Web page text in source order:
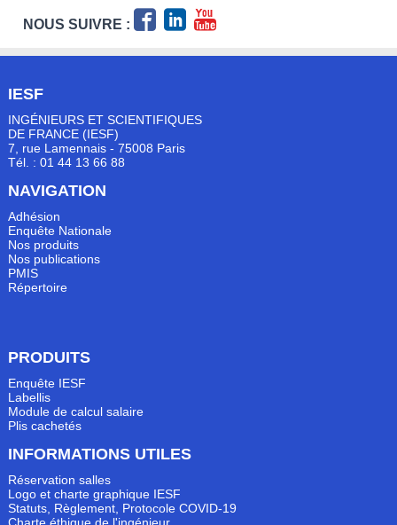
NOUS SUIVRE :
IESF
INGÉNIEURS ET SCIENTIFIQUES
DE FRANCE (IESF)
7, rue Lamennais - 75008 Paris
Tél. : 01 44 13 66 88
NAVIGATION
Adhésion
Enquête Nationale
Nos produits
Nos publications
PMIS
Répertoire
PRODUITS
Enquête IESF
Labellis
Module de calcul salaire
Plis cachetés
INFORMATIONS UTILES
Réservation salles
Logo et charte graphique IESF
Statuts, Règlement, Protocole COVID-19